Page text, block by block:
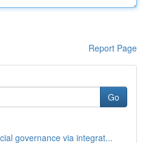
Report Page
Go
governance via integrat...